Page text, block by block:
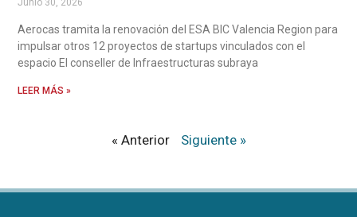
Junio 30, 2026
Aerocas tramita la renovación del ESA BIC Valencia Region para
impulsar otros 12 proyectos de startups vinculados con el
espacio El conseller de Infraestructuras subraya
LEER MÁS »
« Anterior Siguiente »